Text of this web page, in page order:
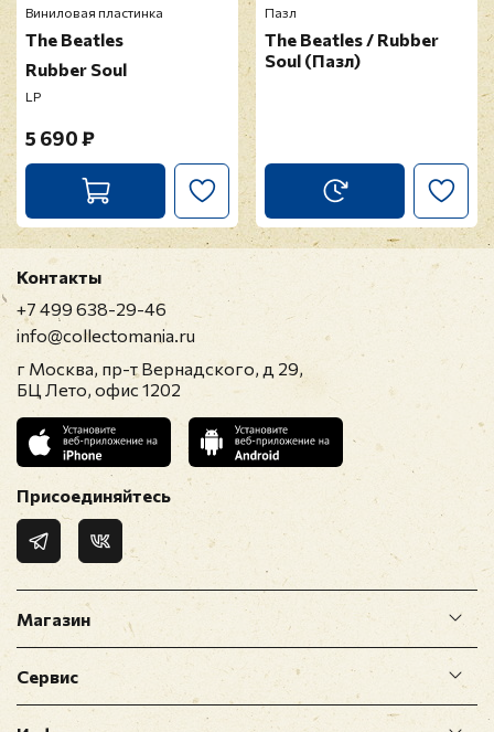
Виниловая пластинка
The Beatles
Rubber Soul
LP
5 690 ₽
Пазл
The Beatles / Rubber
Soul (Пазл)
Магазин
Сервис
Контакты
+7 499 638-29-46
info@collectomania.ru
г Москва, пр-т Вернадского, д 29,
БЦ Лето, офис 1202
Присоединяйтесь